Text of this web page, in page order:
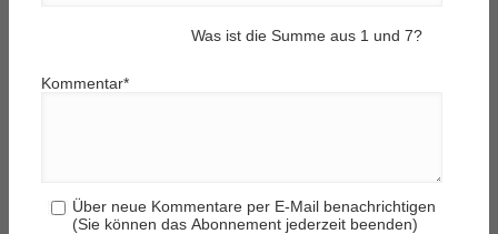
Was ist die Summe aus 1 und 7?
Kommentar*
Über neue Kommentare per E-Mail benachrichtigen
(Sie können das Abonnement jederzeit beenden)